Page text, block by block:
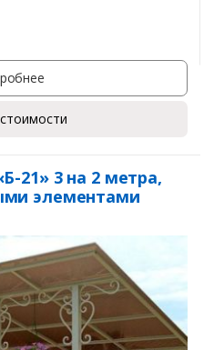
21» 3 на 2 метра,
элементами